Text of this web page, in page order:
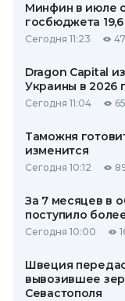
Минфин в июле
госбюджета
Сегодня 11:23
Dragon Capital
Украины в 2026
Сегодня 11:04
Таможня
изменится
Сегодня 10:12
За 7 месяцев в
поступило
Сегодня 10:00
Швеция
вывозившее
Севастополя